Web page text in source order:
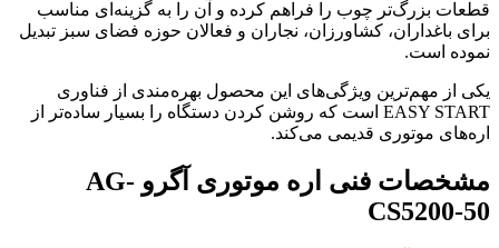
قطعات بزرگ‌تر چوب را فراهم کرده و آن را به گزینه‌ای مناسب
برای باغداران، کشاورزان، نجاران و فعالان حوزه فضای سبز تبدیل
نموده است.
یکی از مهم‌ترین ویژگی‌های این محصول بهره‌مندی از فناوری
EASY START است که روشن کردن دستگاه را بسیار ساده‌تر از
اره‌های موتوری قدیمی می‌کند.
مشخصات فنی اره موتوری آگرو AG-
CS5200-50